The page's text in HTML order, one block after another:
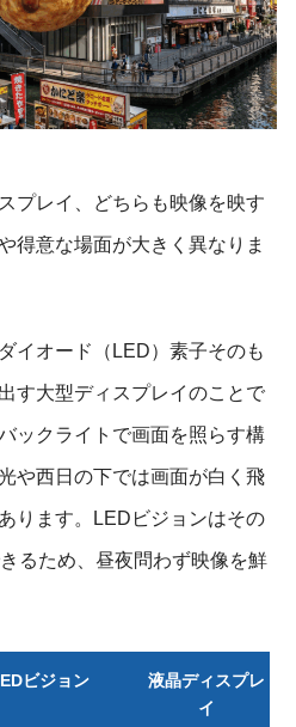
プレイ、どちらも映像を映す
得意な場面が大きく異なりま
イオード（LED）素子そのも
す大型ディスプレイのことで
ックライトで画面を照らす構
や西日の下では画面が白く飛
ります。LEDビジョンはその
るため、昼夜問わず映像を鮮
ビジョン
液晶ディスプレ
イ